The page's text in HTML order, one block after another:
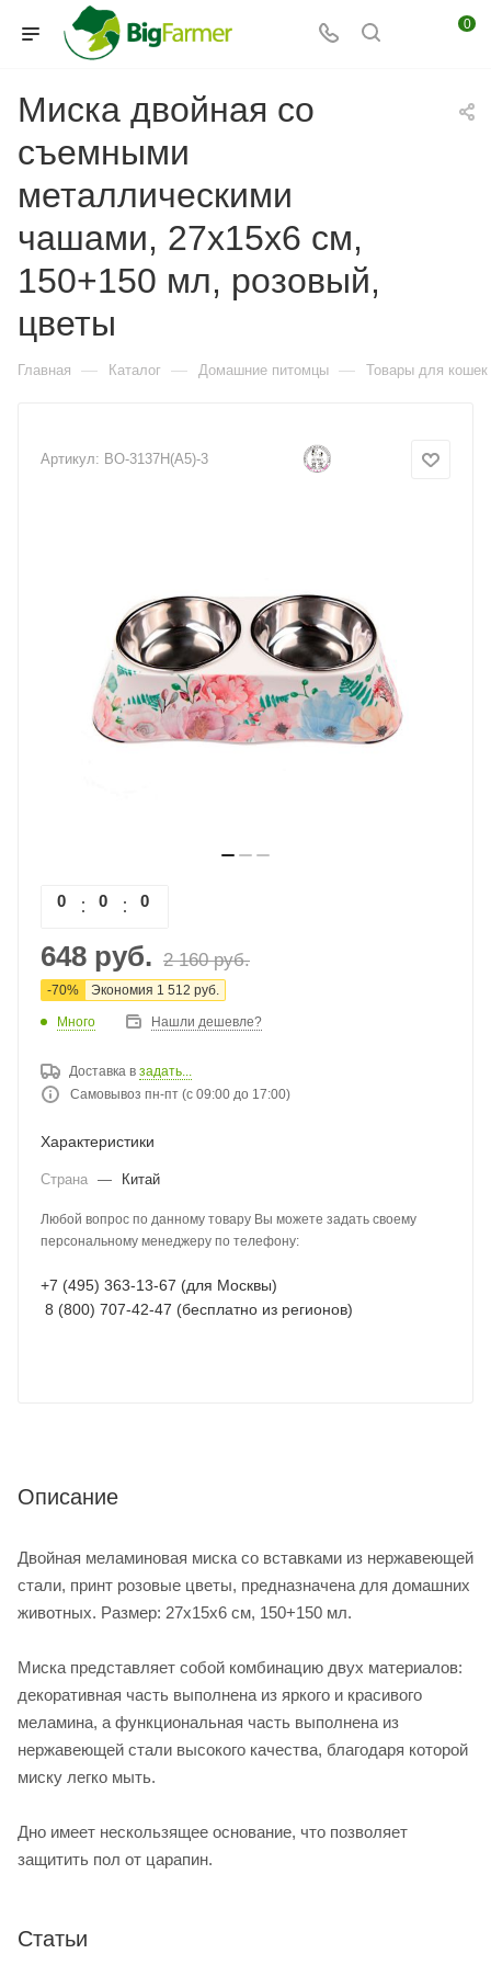
0
Миска двойная со
съемными
металлическими
чашами, 27x15x6 см,
150+150 мл, розовый,
цветы
Главная — Каталог — Домашние питомцы — Товары для кошек
Артикул: BO-3137H(A5)-3
0 0 0
648 руб. 2 160руб.
-70% Экономия 1 512 руб.
Много Нашли дешевле?
Доставка в задать...
Самовывоз пн-пт (с 09:00 до 17:00)
Характеристики
Страна — Китай
Любой вопрос по данному товару Вы можете задать своему
персональному менеджеру по телефону:
+7 (495) 363-13-67 (для Москвы)
8 (800) 707-42-47 (бесплатно из регионов)
Описание
Двойная меламиновая миска со вставками из нержавеющей
стали, принт розовые цветы, предназначена для домашних
животных. Размер: 27x15x6 см, 150+150 мл.
Миска представляет собой комбинацию двух материалов:
декоративная часть выполнена из яркого и красивого
меламина, а функциональная часть выполнена из
нержавеющей стали высокого качества, благодаря которой
миску легко мыть.
Дно имеет нескользящее основание, что позволяет
защитить пол от царапин.
Статьи